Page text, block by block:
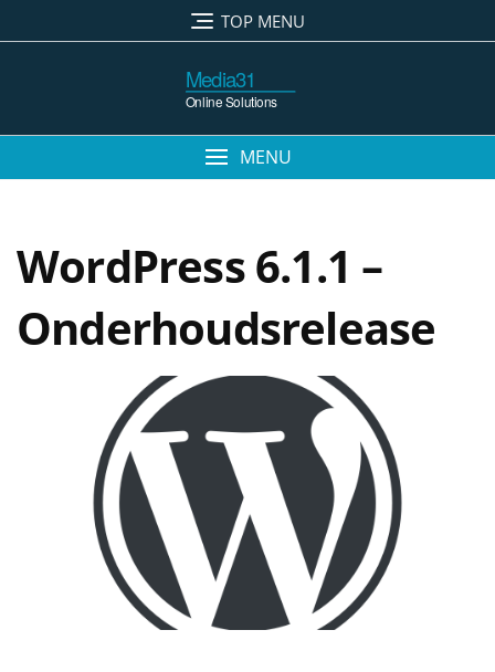
TOP MENU
MENU
WordPress 6.1.1 –
Onderhoudsrelease